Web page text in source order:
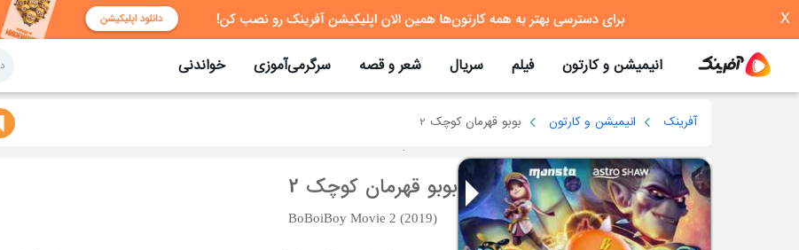
X
انیمیشن و کارتون فیلم سریال شعر و قصه سرگرمی‌آموزی خواندنی
آفرینک انیمیشن و کارتون بوبو قهرمان کوچک 2
بوبو قهرمان کوچک 2
BoBoiBoy Movie 2 (2019)